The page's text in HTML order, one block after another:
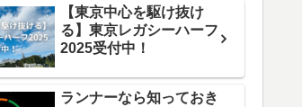
【東京中心を駆け抜け
る】東京レガシーハーフ
2025受付中！
ランナーなら知っておき